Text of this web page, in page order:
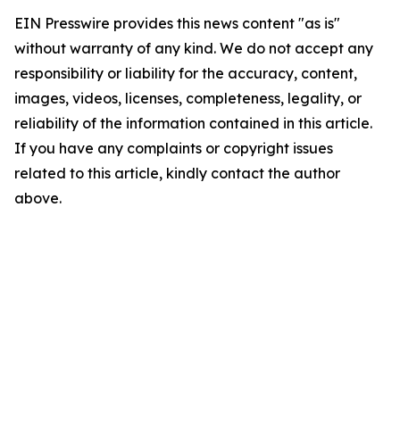
EIN Presswire provides this news content "as is"
without warranty of any kind. We do not accept any
responsibility or liability for the accuracy, content,
images, videos, licenses, completeness, legality, or
reliability of the information contained in this article.
If you have any complaints or copyright issues
related to this article, kindly contact the author
above.